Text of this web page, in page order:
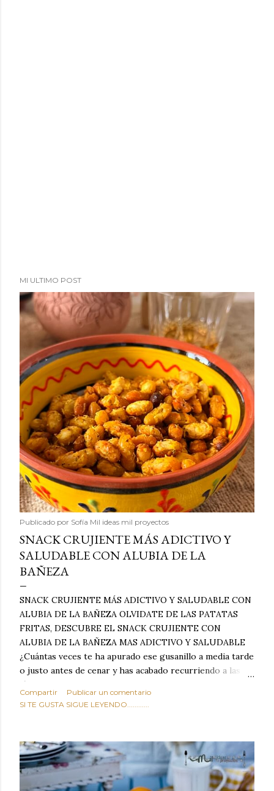
MI ULTIMO POST
Publicado por Sofía Mil ideas mil proyectos
SNACK CRUJIENTE MÁS ADICTIVO Y
SALUDABLE CON ALUBIA DE LA
BAÑEZA
SNACK CRUJIENTE MÁS ADICTIVO Y SALUDABLE CON
ALUBIA DE LA BAÑEZA OLVIDATE DE LAS PATATAS
FRITAS, DESCUBRE EL SNACK CRUJIENTE CON
ALUBIA DE LA BAÑEZA MAS ADICTIVO Y SALUDABLE
¿Cuántas veces te ha apurado ese gusanillo a media tarde
o justo antes de cenar y has acabado recurriendo a las
típicas patatas de bolsa, frutos secos fritos o snacks
ultraprocesados llenos de grasas saturadas y sodio?
sabroso, con ese toque tostado y crujiente que tanto nos
satisface. Estas alubias crujientes al horno van a cambiar
por completo tu forma de ver las legumbres. Olvídate de
asociar las alubias únicamente a los guisos tradicionales y
Compartir
Publicar un comentario
SI TE GUSTA SIGUE LEYENDO............